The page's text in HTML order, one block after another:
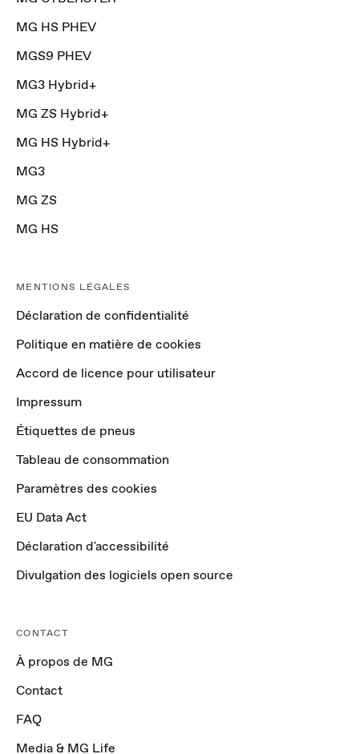
MG HS PHEV
MGS9 PHEV
MG3 Hybrid+
MG ZS Hybrid+
MG HS Hybrid+
MG3
MG ZS
MG HS
MENTIONS LÉGALES
Déclaration de confidentialité
Politique en matière de cookies
Accord de licence pour utilisateur
Impressum
Étiquettes de pneus
Tableau de consommation
Paramètres des cookies
EU Data Act
Déclaration d'accessibilité
Divulgation des logiciels open source
CONTACT
À propos de MG
Contact
FAQ
Media & MG Life